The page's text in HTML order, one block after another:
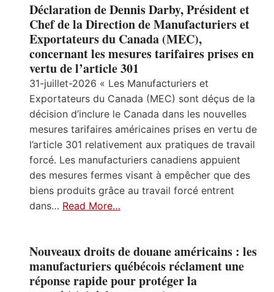
Déclaration de Dennis Darby, Président et
Chef de la Direction de Manufacturiers et
Exportateurs du Canada (MEC),
concernant les mesures tarifaires prises en
vertu de l’article 301
31-juillet-2026 « Les Manufacturiers et
Exportateurs du Canada (MEC) sont déçus de la
décision d’inclure le Canada dans les nouvelles
mesures tarifaires américaines prises en vertu de
l’article 301 relativement aux pratiques de travail
forcé. Les manufacturiers canadiens appuient
des mesures fermes visant à empêcher que des
biens produits grâce au travail forcé entrent
dans… Read More…
Nouveaux droits de douane américains : les
manufacturiers québécois réclament une
réponse rapide pour protéger la